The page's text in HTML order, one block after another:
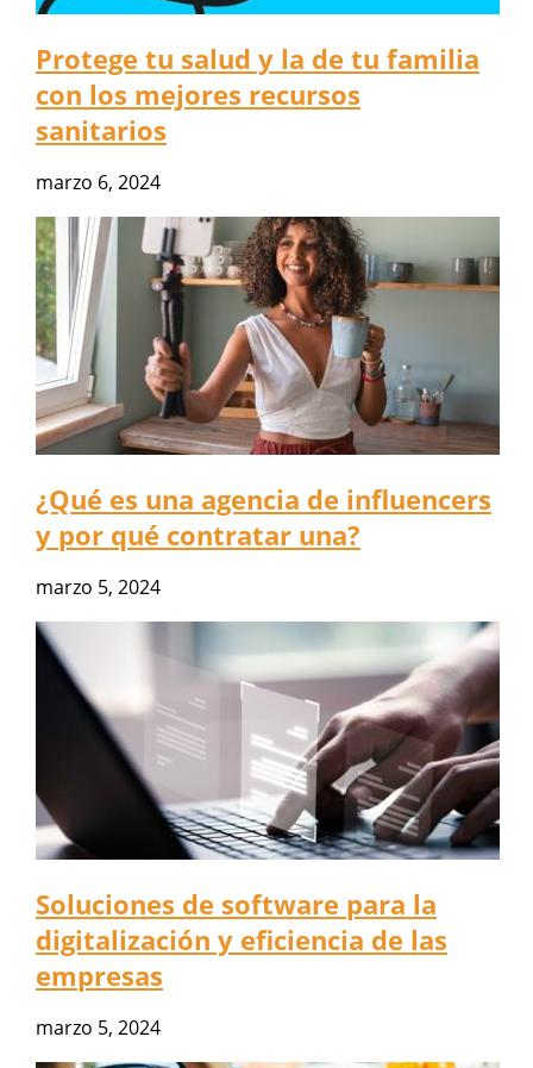
Protege tu salud y la de tu familia
con los mejores recursos
sanitarios
marzo 6, 2024
¿Qué es una agencia de influencers
y por qué contratar una?
marzo 5, 2024
Soluciones de software para la
digitalización y eficiencia de las
empresas
marzo 5, 2024